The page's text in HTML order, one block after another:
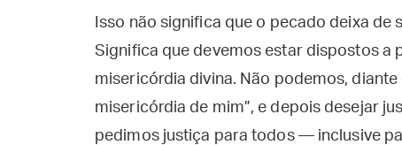
Isso não significa que o pecado deixa de
Significa que devemos estar dispostos a
misericórdia divina. Não podemos,
misericórdia de mim”, e depois desejar
pedimos justiça para todos — inclusive